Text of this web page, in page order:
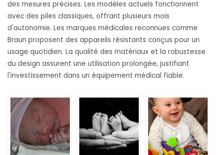
des mesures précises. Les modèles actuels fonctionnent
avec des piles classiques, offrant plusieurs mois
d'autonomie. Les marques médicales reconnues comme
Braun proposent des appareils résistants conçus pour un
usage quotidien. La qualité des matériaux et la robustesse
du design assurent une utilisation prolongée, justifiant
l'investissement dans un équipement médical fiable.